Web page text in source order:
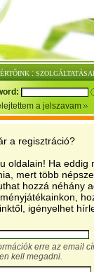
:
a jelszavam
a regisztráció?
oldalain! Ha eddig
mert több
hozzá néhány
igényelhet
erre az email
kell megadni.